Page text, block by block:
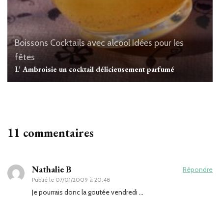
Boissons Cocktails avec alcoolIdées pour les
fêtes
L’ Ambroisie un cocktail délicieusement parfumé
11 commentaires
Nathalie B
Publié le 07/01/2009 à 20:48
Répondre
Je pourrais donc la goutée vendredi …